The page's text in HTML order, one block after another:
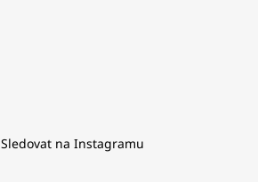
Sledovat na Instagramu